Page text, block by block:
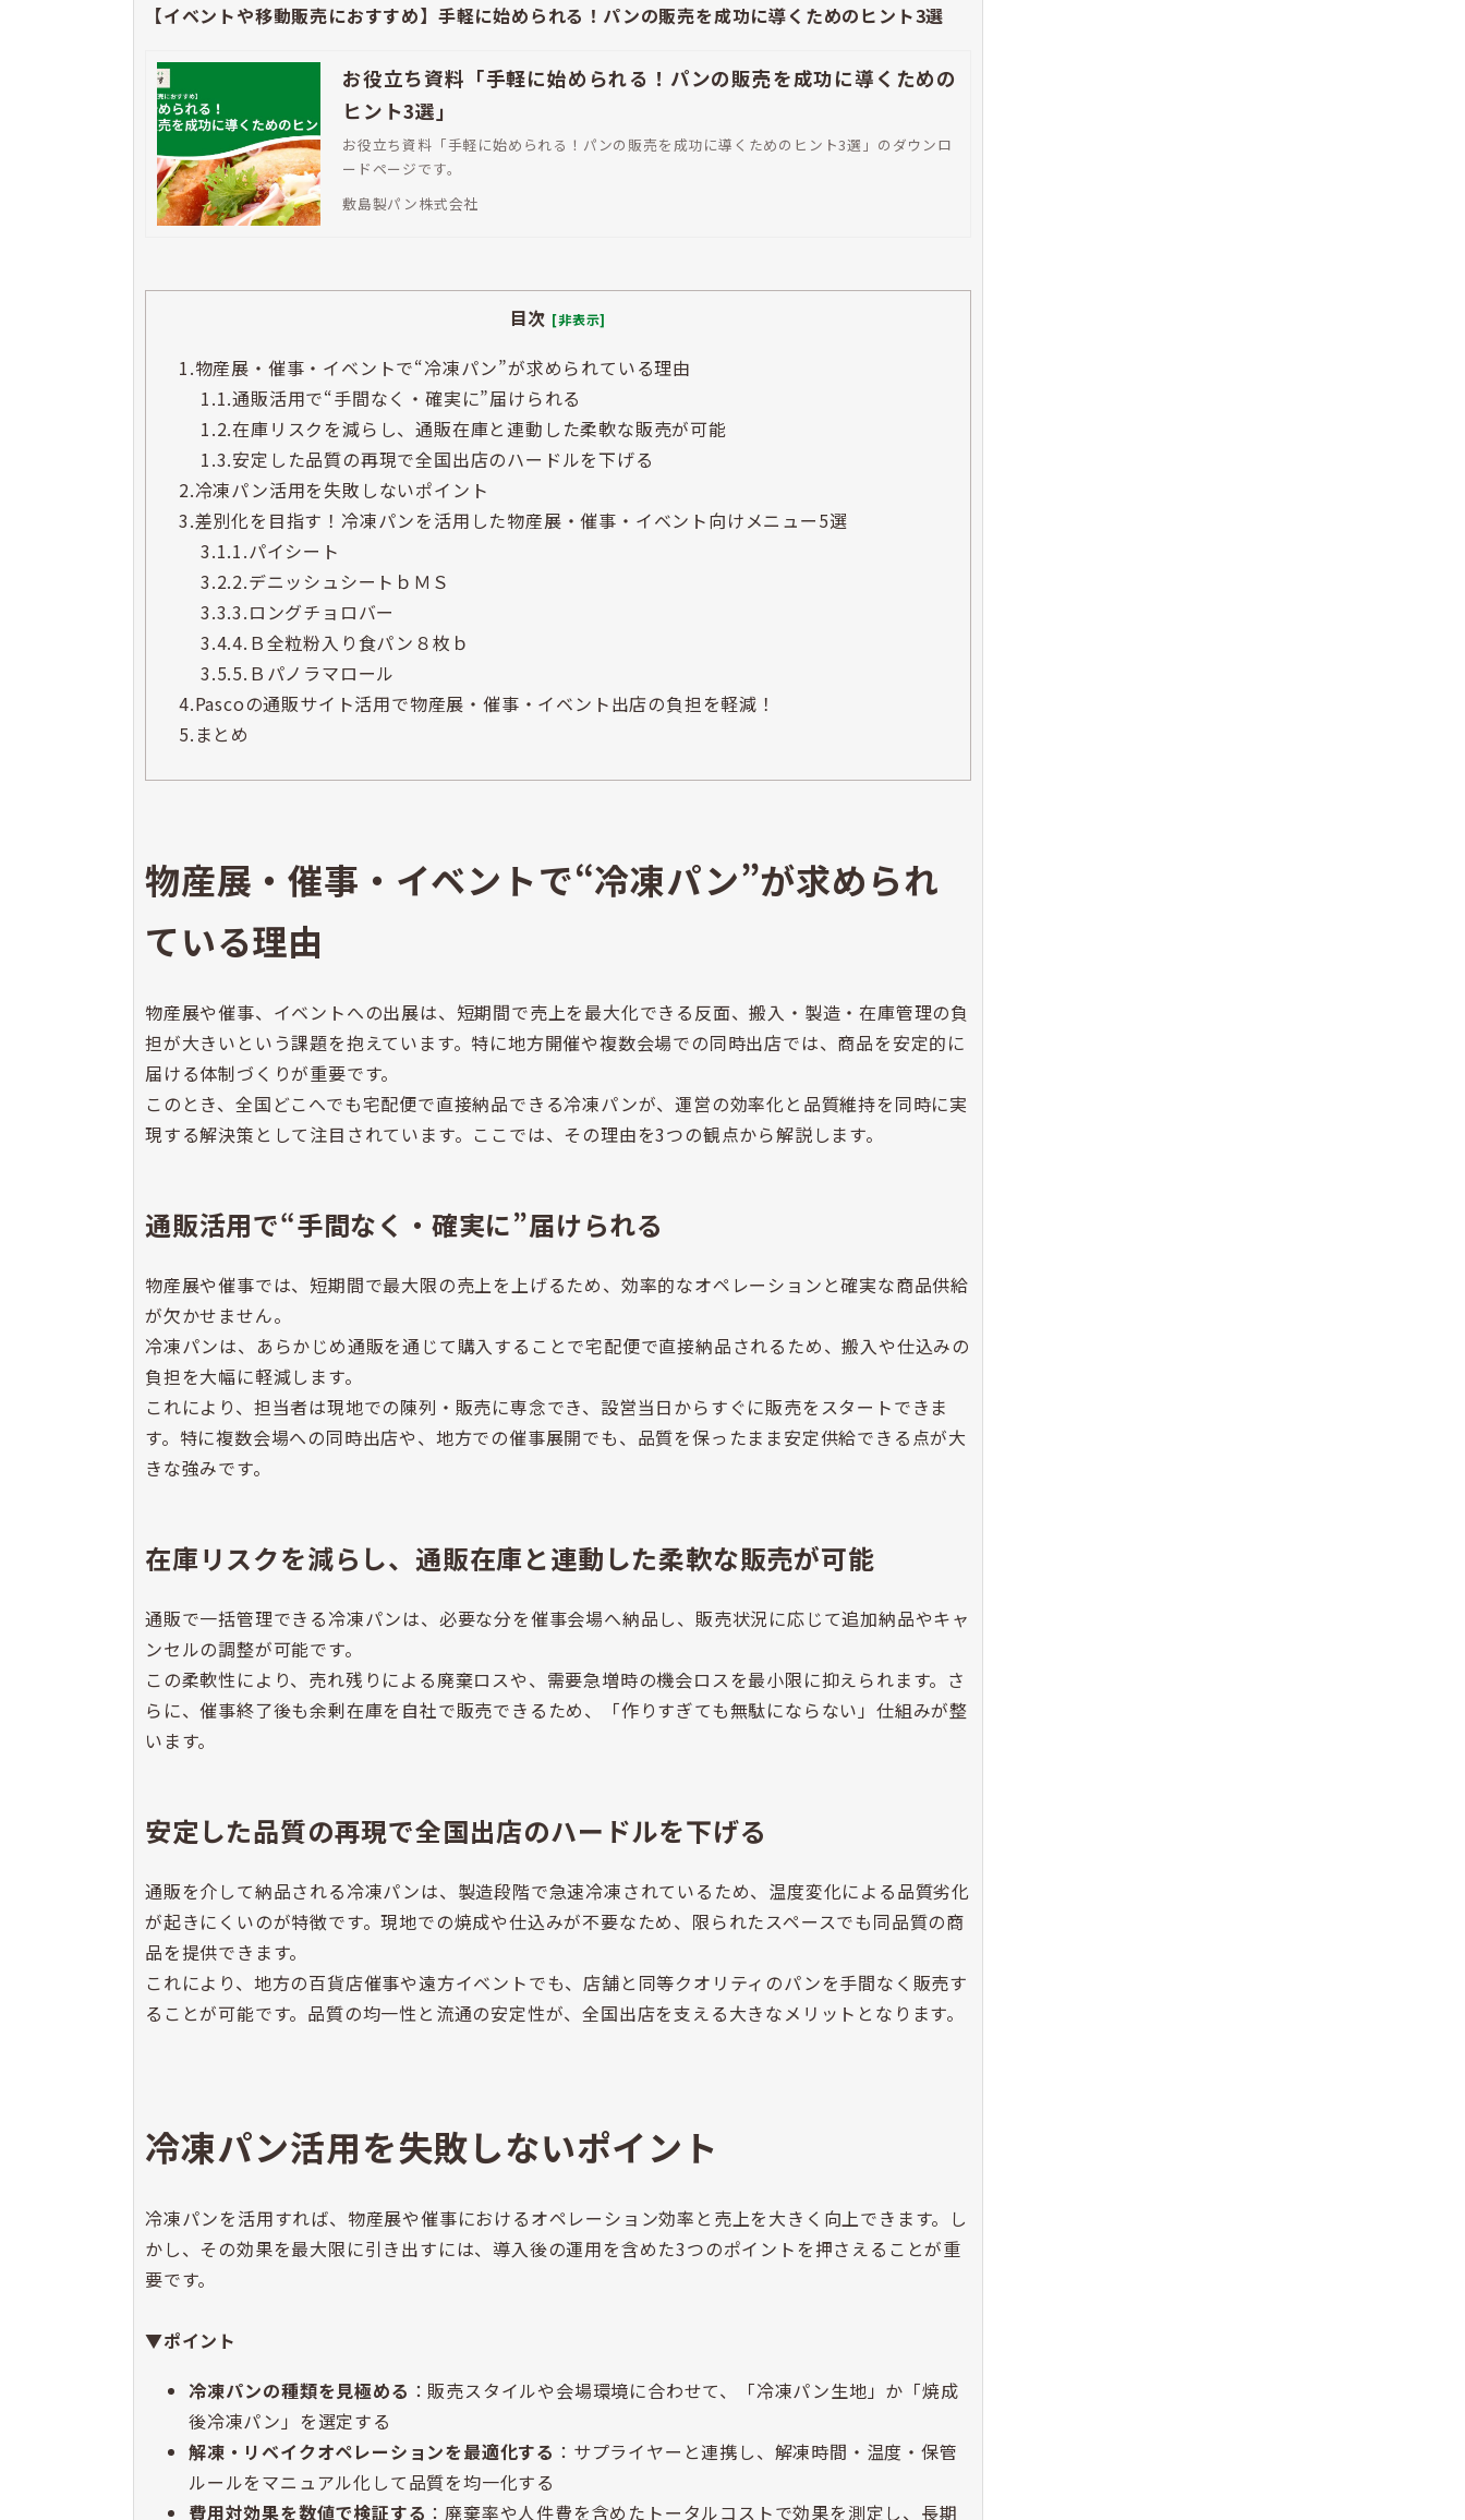
【イベントや移動販売におすすめ】手軽に始められる！パンの販売を成功に導くためのヒント3選
お役立ち資料「手軽に始められる！パンの販売を成功に導くための
ヒント3選」
お役立ち資料「手軽に始められる！パンの販売を成功に導くためのヒント3選」のダウンロ
ードページです。
敷島製パン株式会社
目次 [非表示]
1.物産展・催事・イベントで“冷凍パン”が求められている理由
1.1.通販活用で“手間なく・確実に”届けられる
1.2.在庫リスクを減らし、通販在庫と連動した柔軟な販売が可能
1.3.安定した品質の再現で全国出店のハードルを下げる
2.冷凍パン活用を失敗しないポイント
3.差別化を目指す！冷凍パンを活用した物産展・催事・イベント向けメニュー5選
3.1.1.パイシート
3.2.2.デニッシュシートｂＭＳ
3.3.3.ロングチョロバー
3.4.4.Ｂ全粒粉入り食パン８枚ｂ
3.5.5.Ｂパノラマロール
4.Pascoの通販サイト活用で物産展・催事・イベント出店の負担を軽減！
5. まとめ
物産展・催事・イベントで“冷凍パン”が求められ
ている理由
物産展や催事、イベントへの出展は、短期間で売上を最大化できる反面、搬入・製造・在庫管理の負
担が大きいという課題を抱えています。特に地方開催や複数会場での同時出店では、商品を安定的に
届ける体制づくりが重要です。
このとき、全国どこへでも宅配便で直接納品できる冷凍パンが、運営の効率化と品質維持を同時に実
現する解決策として注目されています。ここでは、その理由を3つの観点から解説します。
通販活用で“手間なく・確実に”届けられる
物産展や催事では、短期間で最大限の売上を上げるため、効率的なオペレーションと確実な商品供給
が欠かせません。
冷凍パンは、あらかじめ通販を通じて購入することで宅配便で直接納品されるため、搬入や仕込みの
負担を大幅に軽減します。
これにより、担当者は現地での陳列・販売に専念でき、設営当日からすぐに販売をスタートできま
す。特に複数会場への同時出店や、地方での催事展開でも、品質を保ったまま安定供給できる点が大
きな強みです。
在庫リスクを減らし、通販在庫と連動した柔軟な販売が可能
通販で一括管理できる冷凍パンは、必要な分を催事会場へ納品し、販売状況に応じて追加納品やキャ
ンセルの調整が可能です。
この柔軟性により、売れ残りによる廃棄ロスや、需要急増時の機会ロスを最小限に抑えられます。さ
らに、催事終了後も余剰在庫を自社で販売できるため、「作りすぎても無駄にならない」仕組みが整
います。
安定した品質の再現で全国出店のハードルを下げる
通販を介して納品される冷凍パンは、製造段階で急速冷凍されているため、温度変化による品質劣化
が起きにくいのが特徴です。現地での焼成や仕込みが不要なため、限られたスペースでも同品質の商
品を提供できます。
これにより、地方の百貨店催事や遠方イベントでも、店舗と同等クオリティのパンを手間なく販売す
ることが可能です。品質の均一性と流通の安定性が、全国出店を支える大きなメリットとなります。
冷凍パン活用を失敗しないポイント
冷凍パンを活用すれば、物産展や催事におけるオペレーション効率と売上を大きく向上できます。し
かし、その効果を最大限に引き出すには、導入後の運用を含めた3つのポイントを押さえることが重
要です。
▼ポイント
冷凍パンの種類を見極める ：販売スタイルや会場環境に合わせて、「冷凍パン生地」か「焼成
後冷凍パン」を選定する
解凍・リベイクオペレーションを最適化する ：サプライヤーと連携し、解凍時間・温度・保管
ルールをマニュアル化して品質を均一化する
費用対効果を数値で検証する ：廃棄率や人件費を含めたトータルコストで効果を測定し、長期